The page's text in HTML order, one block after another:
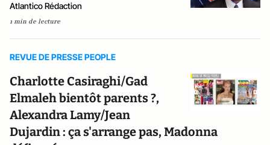
Atlantico Rédaction
1 min de lecture
REVUE DE PRESSE PEOPLE
Charlotte Casiraghi/Gad
Elmaleh bientôt parents ?,
Alexandra Lamy/Jean
Dujardin : ça s'arrange pas, Madonna